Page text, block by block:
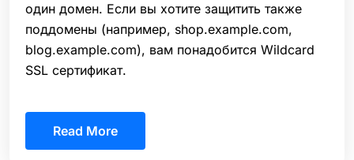
один домен. Если вы хотите защитить также
поддомены (например, shop.example.com,
blog.example.com), вам понадобится Wildcard
SSL сертификат.
Read More